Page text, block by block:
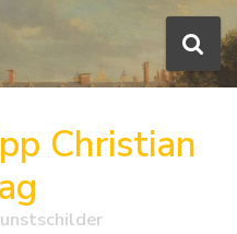
Christian